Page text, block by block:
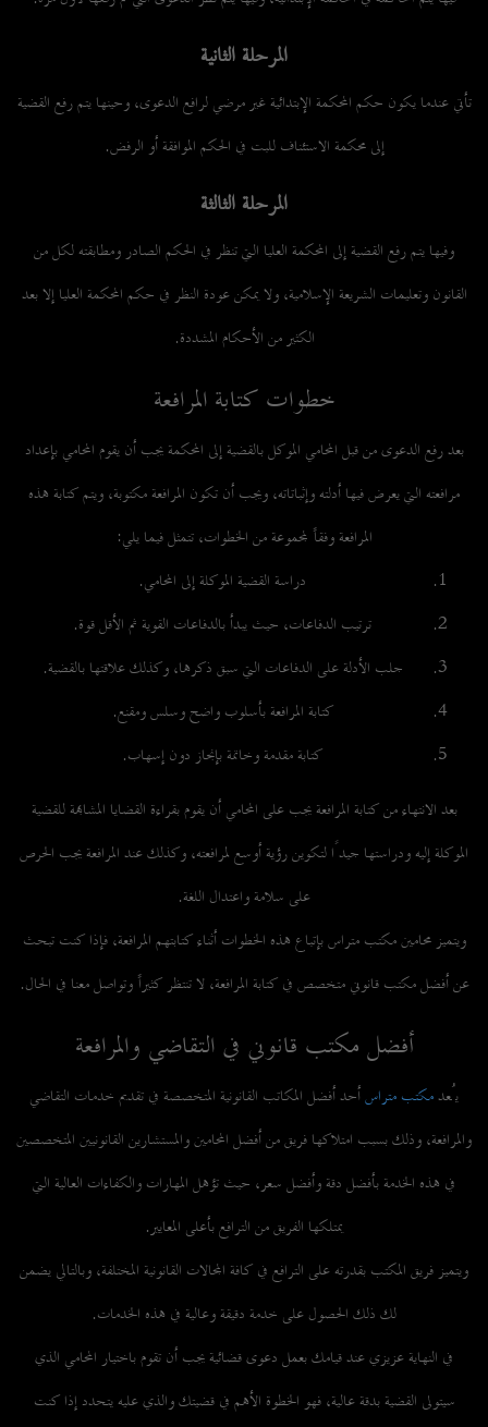
المرحلة الثانية
تأتي عندما يكون حكم المحكمة الإبتدائية غير مرضي لرافع الدعوى، وحينها يتم رفع القضية
إلى محكمة الاستئناف للبت في الحكم الموافقة أو الرفض.
المرحلة الثالثة
وفيها يتم رفع القضية إلى المحكمة العليا التي تنظر في الحكم الصادر ومطابقته لكل من
القانون وتعليمات الشريعة الإسلامية، ولا يمكن عودة النظر في حكم المحكمة العليا إلا بعد
الكثير من الأحكام المشددة.
خطوات كتابة المرافعة
بعد رفع الدعوى من قبل المحامي الموكل بالقضية إلى المحكمة يجب أن يقوم المحامي بإعداد
مرافعته التي يعرض فيها أدلته وإثباتاته، ويجب أن تكون المرافعة مكتوبة، ويتم كتابة هذه
المرافعة وفقاً لمجموعة من الخطوات، تتمثل فيما يلي:
دراسة القضية الموكلة إلى المحامي.
ترتيب الدفاعات، حيث يبدأ بالدفاعات القوية ثم الأقل قوة.
جلب الأدلة على الدفاعات التي سبق ذكرها، وكذلك علاقتها بالقضية.
كتابة المرافعة بأسلوب واضح وسلس ومقنع.
كتابة مقدمة وخاتمة بإنجاز دون إسهاب.
بعد الانتهاء من كتابة المرافعة يجب على المحامي أن يقوم بقراءة القضايا المشابهة للقضية
الموكلة إليه ودراستها جيدًا لتكوين رؤية أوسع لمرافعته، وكذلك عند المرافعة يجب الحرص
على سلامة واعتدال اللغة.
ويتميز محامينمكتب متراسبإتباع هذه الخطوات أثناء كتابتهم المرافعة، فإذا كنت تبحث
عن أفضل مكتب قانوني متخصص في كتابة المرافعة، لا تنتظر كثيراً وتواصل معنا في الحال.
أفضل مكتب قانوني في التقاضي والمرافعة
يُعدمكتب متراسأحد أفضل المكاتب القانونية المتخصصة في تقديم خدمات التقاضي
والمرافعة، وذلك بسبب امتلاكها فريق من أفضل المحامين والمستشارين القانونيين المتخصصين
في هذه الخدمة بأفضل دقة وأفضل سعر، حيث تؤهل المهارات والكفاءات العالية التي
يمتلكها الفريق من الترافع بأعلى المعايير.
ويتميز فريق المكتب بقدرته على الترافع في كافة المجالات القانونية المختلفة، وبالتالي يضمن
لك ذلك الحصول على خدمة دقيقة وعالية في هذه الخدمات.
في النهاية عزيزي عند قيامك بعمل دعوى قضائية يجب أن تقوم باختيار المحامي الذي
سيتولى القضية بدقة عالية، فهو الخطوة الأهم في قضيتك والذي عليه يتحدد إذا كنت